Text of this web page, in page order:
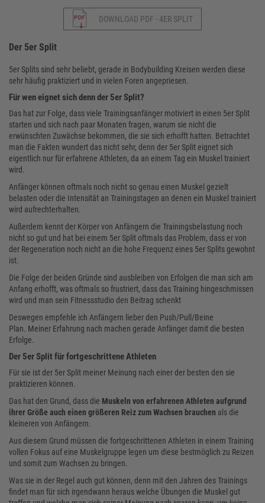
DOWNLOAD PDF - 4ER SPLIT
Der 5er Split
5er Splits sind sehr beliebt, gerade in Bodybuilding Kreisen werden diese
sehr häufig praktiziert und in vielen Foren angepriesen.
Für wen eignet sich denn der 5er Split?
Das hat zur Folge, dass viele Trainingsanfänger motiviert in einen 5er Split
starten und sich nach paar Monaten fragen, warum sie nicht die
erwünschten Zuwächse bekommen, die sie sich erhofft hatten. Betrachtet
man die Fakten wundert das nicht sehr, denn der 5er Split eignet sich
eigentlich nur für erfahrene Athleten, da an einem Tag ein Muskel trainiert
wird.
Anfänger können oftmals noch nicht so genau einen Muskel gezielt
belasten oder die Intensität an Trainingstagen an denen ein Muskel trainiert
wird aufrechterhalten.
Außerdem kennt der Körper von Anfängern die Trainingsbelastung noch
nicht so gut und hat bei einem 5er Split oftmals das Problem, dass er von
der Regeneration noch nicht an die hohe Frequenz eines 5er Splits gewohnt
ist.
Die Folge der beiden Gründe sind ausbleiben von Erfolgen die man sich am
Anfang erhofft, was oftmals so frustriert, dass das Training hingeschmissen
wird und man sein Fitnessstudio den Beitrag schenkt
Deswegen empfehle ich Anfängern lieber den Push/Pull/Beine
Plan. Meiner Erfahrung nach machen gerade Anfänger damit die besten
Erfolge.
Der 5er Split für fortgeschrittene Athleten
Für sie ist der 5er Split meiner Meinung nach einer der besten den sie
praktizieren können.
Das hat den Grund, dass die Muskeln von erfahrenen Athleten aufgrund
ihrer Größe auch einen größeren Reiz zum Wachsen brauchen als die
kleineren von Anfängern.
Aus diesem Grund müssen die fortgeschrittenen Athleten in einem Training
vollen Fokus auf eine Muskelgruppe legen um diese bestmöglich zu Reizen
und somit zum Wachsen zu bringen.
Was sie in der Regel auch gut können, denn mit den Jahren des Trainings
findet man für sich irgendwann heraus welche Übungen die Muskel gut